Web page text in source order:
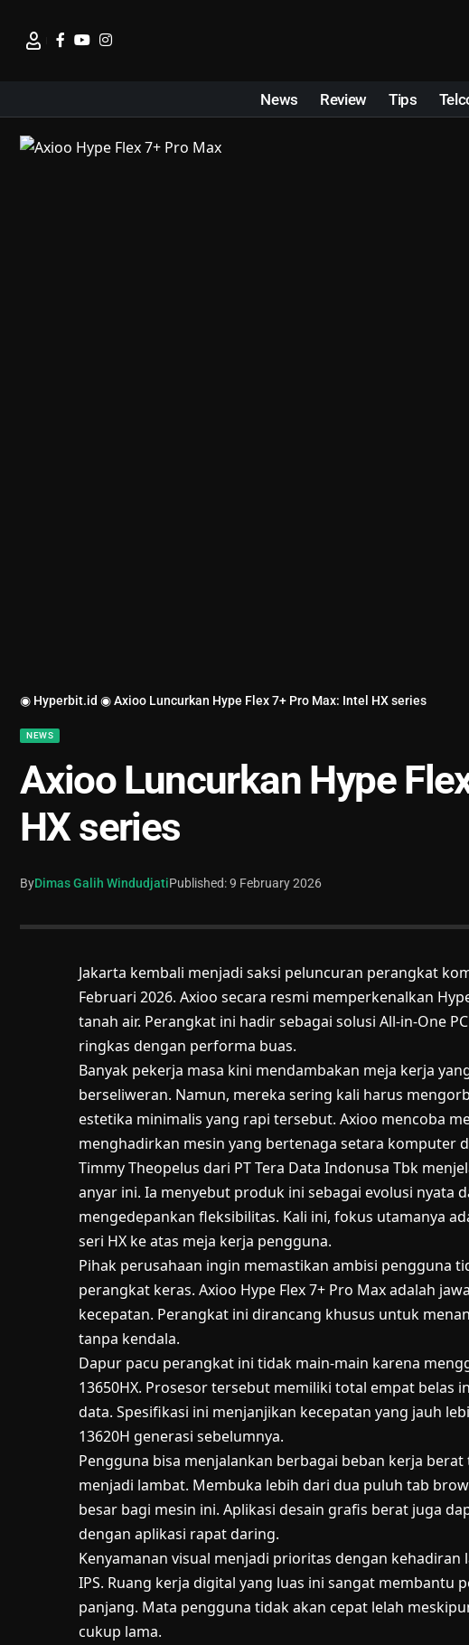
News Review Tips
◉ Hyperbit.id ◉Axioo Luncurkan Hype Flex 7+ Pro Max: Intel HX series
NEWS
Axioo Luncurkan Hype
HX series
ByDimas Galih WindudjatiPublished: 9 February 2026
Jakarta kembali menjadi saksi peluncuran perangkat
Februari 2026. Axioo secara resmi memperkenalkan
tanah air. Perangkat ini hadir sebagai solusi All-in-One
ringkas dengan performa buas.
Banyak pekerja masa kini mendambakan meja kerja
berseliweran. Namun, mereka sering kali harus
estetika minimalis yang rapi tersebut. Axioo mencoba
menghadirkan mesin yang bertenaga setara komputer
Timmy Theopelus dari PT Tera Data Indonusa Tbk
anyar ini. Ia menyebut produk ini sebagai evolusi nyata
mengedepankan fleksibilitas. Kali ini, fokus utamanya
seri HX ke atas meja kerja pengguna.
Pihak perusahaan ingin memastikan ambisi pengguna
perangkat keras. Axioo Hype Flex 7+ Pro Max adalah
kecepatan. Perangkat ini dirancang khusus untuk
tanpa kendala.
Dapur pacu perangkat ini tidak main-main karena
13650HX. Prosesor tersebut memiliki total empat belas
data. Spesifikasi ini menjanjikan kecepatan yang jauh
13620H generasi sebelumnya.
Pengguna bisa menjalankan berbagai beban kerja
menjadi lambat. Membuka lebih dari dua puluh tab
besar bagi mesin ini. Aplikasi desain grafis berat juga
dengan aplikasi rapat daring.
Kenyamanan visual menjadi prioritas dengan kehadiran
IPS. Ruang kerja digital yang luas ini sangat membantu
panjang. Mata pengguna tidak akan cepat lelah
cukup lama.